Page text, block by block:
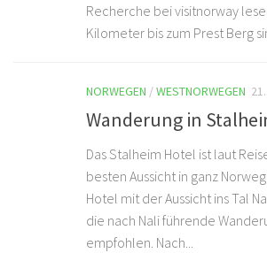
Recherche bei visitnorway
Kilometer bis zum Prest Berg
NORWEGEN /WESTNORWEGEN
Wanderung in
Das Stalheim Hotel ist laut
besten Aussicht in ganz
Hotel mit der Aussicht ins Tal
die nach Nali führende
empfohlen. Nach...